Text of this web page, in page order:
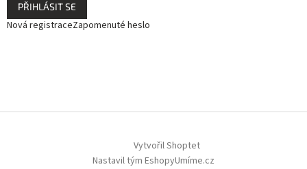
PŘIHLÁSIT SE
Nová registraceZapomenuté heslo
Vytvořil Shoptet
Nastavil tým EshopyUmíme.cz